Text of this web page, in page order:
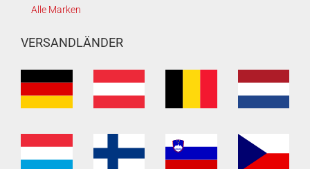
Alle Marken
VERSANDLÄNDER